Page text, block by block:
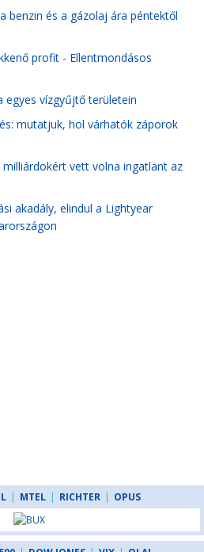
benzin és a gázolaj ára péntektől
profit - Ellentmondásos
egyes vízgyűjtő területein
mutatjuk, hol várhatók záporok
vett volna ingatlant az
akadály, elindul a Lightyear
| MTEL | RICHTER | OPUS